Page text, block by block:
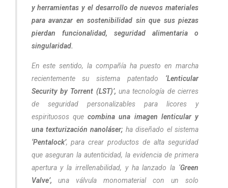
y herramientas y el desarrollo de nuevos materiales
para avanzar en sostenibilidad sin que sus piezas
pierdan funcionalidad, seguridad alimentaria o
singularidad.
En este sentido, la compañía ha puesto en marcha
recientemente su sistema patentado ‘Lenticular
Security by Torrent (LST)’, una tecnología de cierres
de seguridad personalizables para licores y
espirituosos que combina una imagen lenticular y
una texturización nanoláser; ha diseñado el sistema
‘Pentalock’, para crear productos de alta seguridad
que aseguran la autenticidad, la evidencia de primera
apertura y la irrellenabilidad, y ha lanzado la ‘Green
Valve’, una válvula monomaterial con un solo